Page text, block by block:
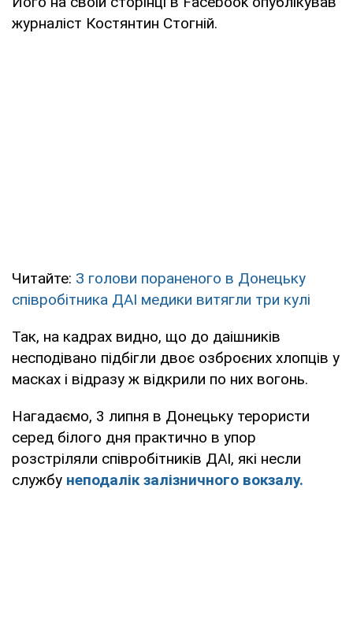
журналіст Костянтин Стогній.
Читайте: З голови пораненого в Донецьку
співробітника ДАІ медики витягли три кулі
Так, на кадрах видно, що до даішників
несподівано підбігли двоє озброєних хлопців у
масках і відразу ж відкрили по них вогонь.
Нагадаємо, 3 липня в Донецьку терористи
серед білого дня практично в упор
розстріляли співробітників ДАІ, які несли
службу неподалік залізничного вокзалу.